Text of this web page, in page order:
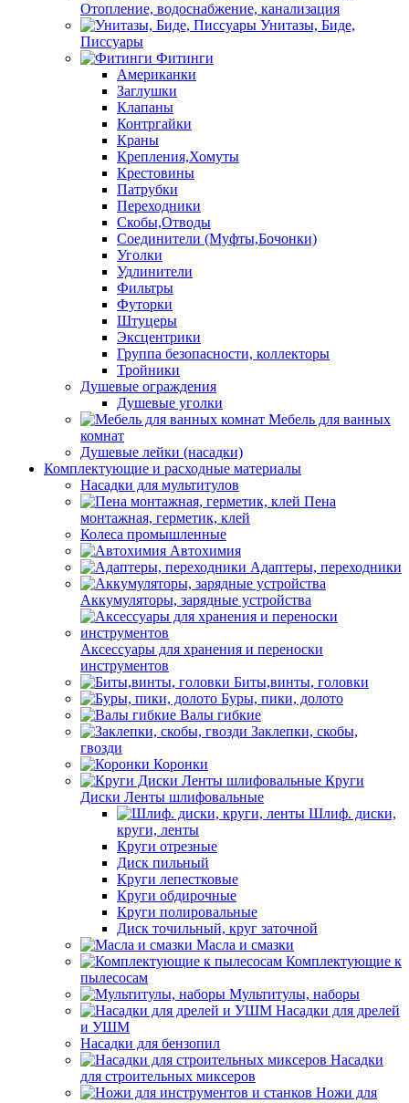
Отопление, водоснабжение, канализация
Унитазы, Биде,
Писсуары
Фитинги
Американки
Заглушки
Клапаны
Контргайки
Краны
Крепления,Хомуты
Крестовины
Патрубки
Переходники
Скобы,Отводы
Соединители (Муфты,Бочонки)
Уголки
Удлинители
Фильтры
Футорки
Штуцеры
Эксцентрики
Группа безопасности, коллекторы
Тройники
Душевые ограждения
Душевые уголки
Мебель для ванных
комнат
Душевые лейки (насадки)
Комплектующие и расходные материалы
Насадки для мультитулов
Пена
монтажная, герметик, клей
Колеса промышленные
Автохимия
Адаптеры, переходники
Аккумуляторы, зарядные устройства
Аксессуары для хранения и переноски
инструментов
Биты,винты, головки
Буры, пики, долото
Валы гибкие
Заклепки, скобы,
гвозди
Коронки
Круги
Диски Ленты шлифовальные
Шлиф. диски,
круги, ленты
Круги отрезные
Диск пильный
Круги лепестковые
Круги обдирочные
Круги полировальные
Диск точильный, круг заточной
Масла и смазки
Комплектующие к
пылесосам
Мультитулы, наборы
Насадки для дрелей
и УШМ
Насадки для бензопил
Насадки
для строительных миксеров
Ножи для